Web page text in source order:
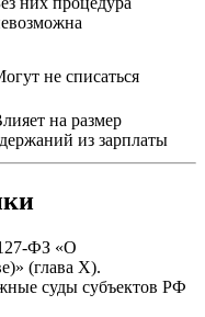
не списаться
на размер
из зарплаты
ФЗ «О
(глава X).
суды субъектов РФ